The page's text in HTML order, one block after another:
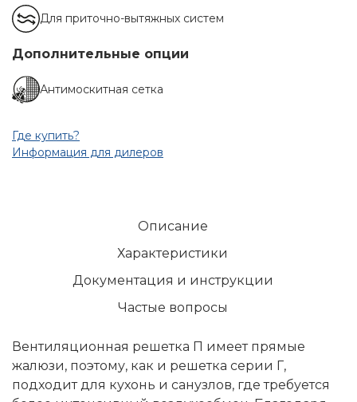
Для приточно-вытяжных систем
Дополнительные опции
Антимоскитная сетка
Где купить?
Информация для дилеров
Описание
Характеристики
Документация и инструкции
Частые вопросы
Вентиляционная решетка П имеет прямые
жалюзи, поэтому, как и решетка серии Г,
подходит для кухонь и санузлов, где требуется